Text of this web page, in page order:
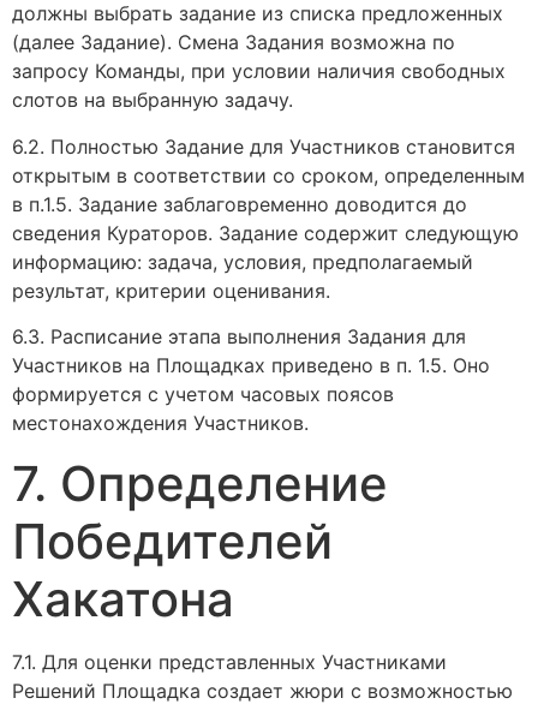
должны выбрать задание из списка предложенных
(далее Задание). Смена Задания возможна по
запросу Команды, при условии наличия свободных
слотов на выбранную задачу.
6.2. Полностью Задание для Участников становится
открытым в соответствии со сроком, определенным
в п.1.5. Задание заблаговременно доводится до
сведения Кураторов. Задание содержит следующую
информацию: задача, условия, предполагаемый
результат, критерии оценивания.
6.3. Расписание этапа выполнения Задания для
Участников на Площадках приведено в п. 1.5. Оно
формируется с учетом часовых поясов
местонахождения Участников.
7. Определение
Победителей
Хакатона
7.1. Для оценки представленных Участниками
Решений Площадка создает жюри с возможностью